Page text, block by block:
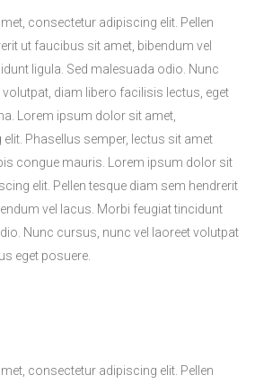
consectetur adipiscing elit. Pellen
ut faucibus sit amet, bibendum vel
ligula. Sed malesuada odio. Nunc
diam libero facilisis lectus, eget
Lorem ipsum dolor sit amet,
Phasellus semper, lectus sit amet
congue mauris. Lorem ipsum dolor sit
elit. Pellen tesque diam sem hendrerit
vel lacus. Morbi feugiat tincidunt
Nunc cursus, nunc vel laoreet volutpat
eget posuere.
consectetur adipiscing elit. Pellen